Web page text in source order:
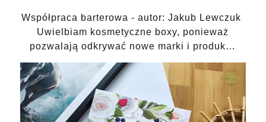
Współpraca barterowa - autor: Jakub Lewczuk
Uwielbiam kosmetyczne boxy, ponieważ
pozwalają odkrywać nowe marki i produk…